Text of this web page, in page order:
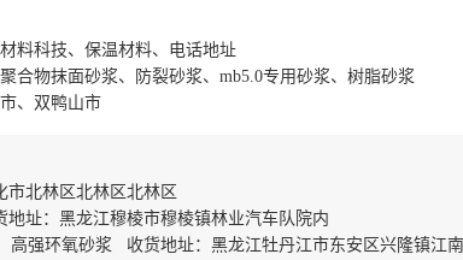
料科技、保温材料、电话地址
合物抹面砂浆、防裂砂浆、mb5.0专用砂浆、树脂砂浆
、双鸭山市
北林区北林区北林区
址：黑龙江穆棱市穆棱镇林业汽车队院内
强环氧砂浆 收货地址：黑龙江牡丹江市东安区兴隆镇江南